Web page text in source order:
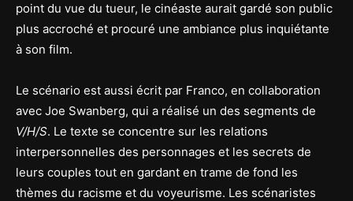
point du vue du tueur, le cinéaste aurait gardé son public
plus accroché et procuré une ambiance plus inquiétante
à son film.
Le scénario est aussi écrit par Franco, en collaboration
avec Joe Swanberg, qui a réalisé un des segments de
V/H/S. Le texte se concentre sur les relations
interpersonnelles des personnages et les secrets de
leurs couples tout en gardant en trame de fond les
thèmes du racisme et du voyeurisme. Les scénaristes